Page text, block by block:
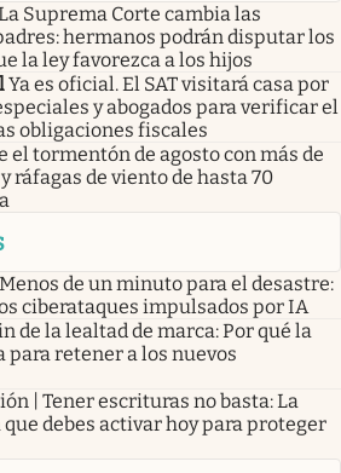
Suprema Corte cambia las
hermanos podrán disputar los
la ley favorezca a los hijos
Ya es oficial. El SAT visitará casa por
y abogados para verificar el
obligaciones fiscales
el tormentón de agosto con más de
ráfagas de viento de hasta 70
de un minuto para el desastre:
ciberataques impulsados por IA
de la lealtad de marca: Por qué la
para retener a los nuevos
| Tener escrituras no basta: La
debes activar hoy para proteger